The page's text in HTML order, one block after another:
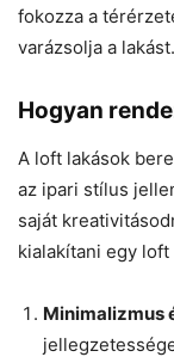
fokozza a
varázsolja a lakást.
Hogyan
A loft lakások
az ipari stílus
saját
kialakítani egy
Minimalizmus